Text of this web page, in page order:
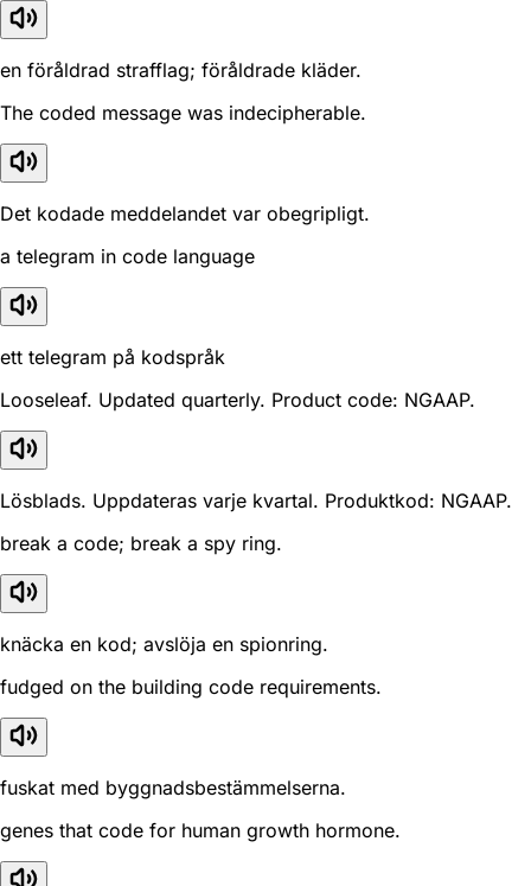
en föråldrad strafflag; föråldrade kläder.
The coded message was indecipherable.
Det kodade meddelandet var obegripligt.
a telegram in code language
ett telegram på kodspråk
Looseleaf. Updated quarterly. Product code: NGAAP.
Lösblads. Uppdateras varje kvartal. Produktkod: NGAAP.
break a code; break a spy ring.
knäcka en kod; avslöja en spionring.
fudged on the building code requirements.
fuskat med byggnadsbestämmelserna.
genes that code for human growth hormone.